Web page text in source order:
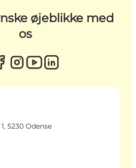
øjeblikke med
os
5230 Odense